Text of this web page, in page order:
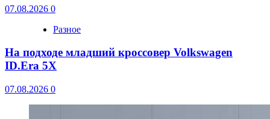
07.08.2026 0
Разное
На подходе младший кроссовер Volkswagen
ID.Era 5X
07.08.2026 0